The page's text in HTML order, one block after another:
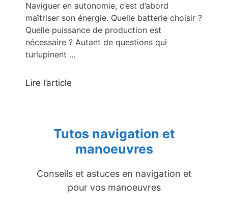
Naviguer en autonomie, c’est d’abord
maîtriser son énergie. Quelle batterie choisir ?
Quelle puissance de production est
nécessaire ? Autant de questions qui
turlupinent …
Lire l’article
Tutos navigation et
manoeuvres
Conseils et astuces en navigation et
pour vos manoeuvres